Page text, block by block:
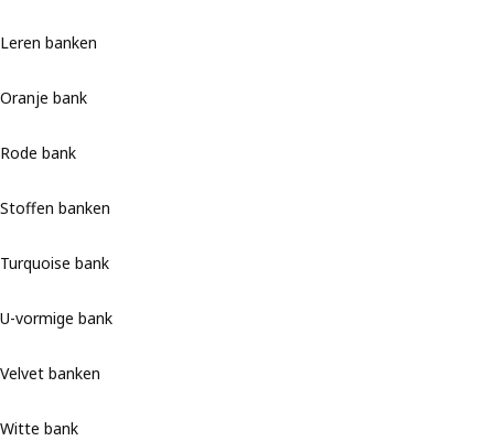
Leren banken
Oranje bank
Rode bank
Stoffen banken
Turquoise bank
U-vormige bank
Velvet banken
Witte bank